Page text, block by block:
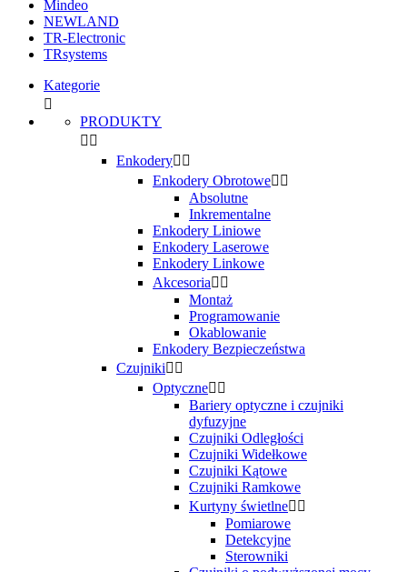
Mindeo
NEWLAND
TR-Electronic
TRsystems
Kategorie

PRODUKTY
 
Enkodery 
Enkodery Obrotowe 
Absolutne
Inkrementalne
Enkodery Liniowe
Enkodery Laserowe
Enkodery Linkowe
Akcesoria 
Montaż
Programowanie
Okablowanie
Enkodery Bezpieczeństwa
Czujniki 
Optyczne 
Bariery optyczne i czujniki
dyfuzyjne
Czujniki Odległości
Czujniki Widełkowe
Czujniki Kątowe
Czujniki Ramkowe
Kurtyny świetlne 
Pomiarowe
Detekcyjne
Sterowniki